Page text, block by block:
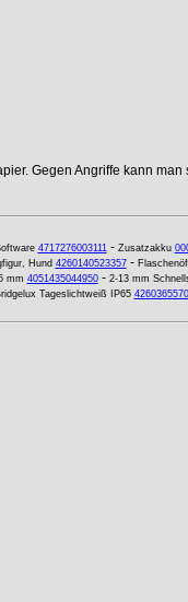
Gegen Angriffe kann
4717276003111- Zusatzakku
Hund 4260140523357-
mm 4051435044950- 2-13 mm
Tageslichtweiß IP65